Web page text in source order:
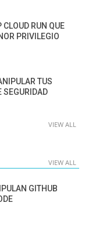
CLOUD RUN QUE
PRIVILEGIO
TUS
SEGURIDAD
VIEW ALL
VIEW ALL
GITHUB